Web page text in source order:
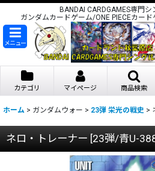
BANDAI CARDGAMES専門
ガンダムカードゲーム/ONE PIECEカー
メニュー
カテゴリ マイページ 商品検索
ホーム > ガンダムウォー > 23弾 栄光の戦史 >
ネロ・トレーナー [23弾/青U-